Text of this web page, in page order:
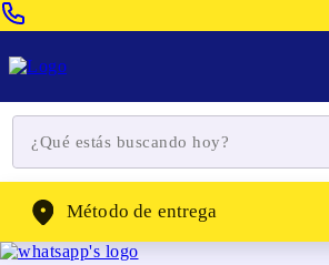
WhatsApp: (302) 262-4104
Método de entrega